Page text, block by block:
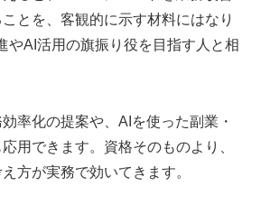
とを、客観的に示す材料にはなり
やAI活用の旗振り役を目指す人と相
率化の提案や、AIを使った副業・
用できます。資格そのものより、
方が実務で効いてきます。